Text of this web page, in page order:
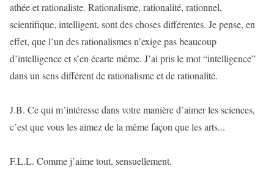
athée et rationaliste. Rationalisme, rationalité, rationnel,
scientifique, intelligent, sont des choses différentes. Je pense, en
effet, que l’un des rationalismes n’exige pas beaucoup
d’intelligence et s’en écarte même. J’ai pris le mot “intelligence”
dans un sens différent de rationalisme et de rationalité.
J.B. Ce qui m’intéresse dans votre manière d’aimer les sciences,
c’est que vous les aimez de la même façon que les arts...
F.L.L. Comme j’aime tout, sensuellement.